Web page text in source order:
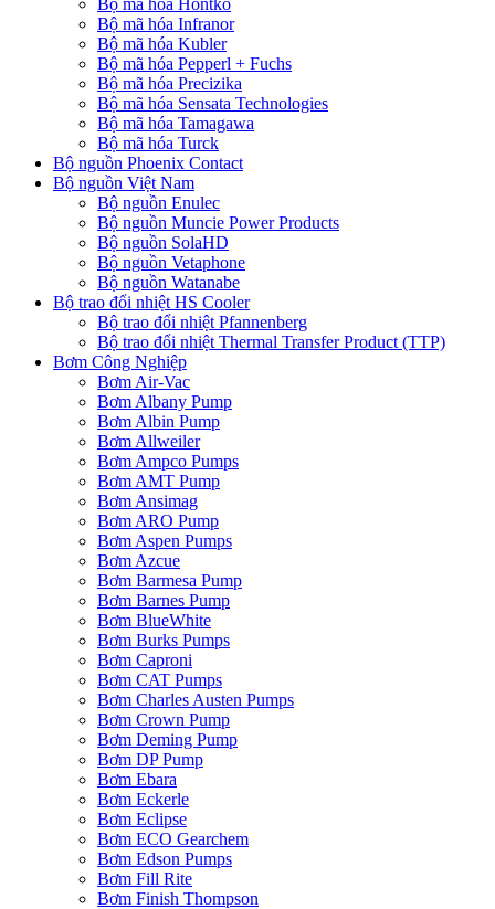
Bộ mã hóa Infranor
Bộ mã hóa Kubler
Bộ mã hóa Pepperl + Fuchs
Bộ mã hóa Precizika
Bộ mã hóa Sensata Technologies
Bộ mã hóa Tamagawa
Bộ mã hóa Turck
Bộ nguồn Phoenix Contact
Bộ nguồn Việt Nam
Bộ nguồn Enulec
Bộ nguồn Muncie Power Products
Bộ nguồn SolaHD
Bộ nguồn Vetaphone
Bộ nguồn Watanabe
Bộ trao đổi nhiệt HS Cooler
Bộ trao đổi nhiệt Pfannenberg
Bộ trao đổi nhiệt Thermal Transfer Product (TTP)
Bơm Công Nghiệp
Bơm Air-Vac
Bơm Albany Pump
Bơm Albin Pump
Bơm Allweiler
Bơm Ampco Pumps
Bơm AMT Pump
Bơm Ansimag
Bơm ARO Pump
Bơm Aspen Pumps
Bơm Azcue
Bơm Barmesa Pump
Bơm Barnes Pump
Bơm BlueWhite
Bơm Burks Pumps
Bơm Caproni
Bơm CAT Pumps
Bơm Charles Austen Pumps
Bơm Crown Pump
Bơm Deming Pump
Bơm DP Pump
Bơm Ebara
Bơm Eckerle
Bơm Eclipse
Bơm ECO Gearchem
Bơm Edson Pumps
Bơm Fill Rite
Bơm Finish Thompson